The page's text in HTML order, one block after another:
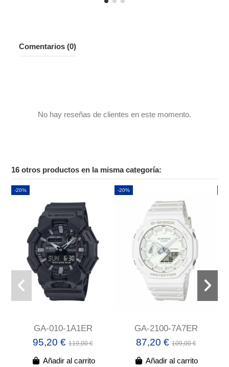
Comentarios (0)
No hay reseñas de clientes en este momento.
16 otros productos en la misma categoría:
-20%
GA-010-1A1ER
95,20 €119,00 €
Añadir al carrito
-20%
GA-2100-7A7ER
87,20 €109,00 €
Añadir al carrito